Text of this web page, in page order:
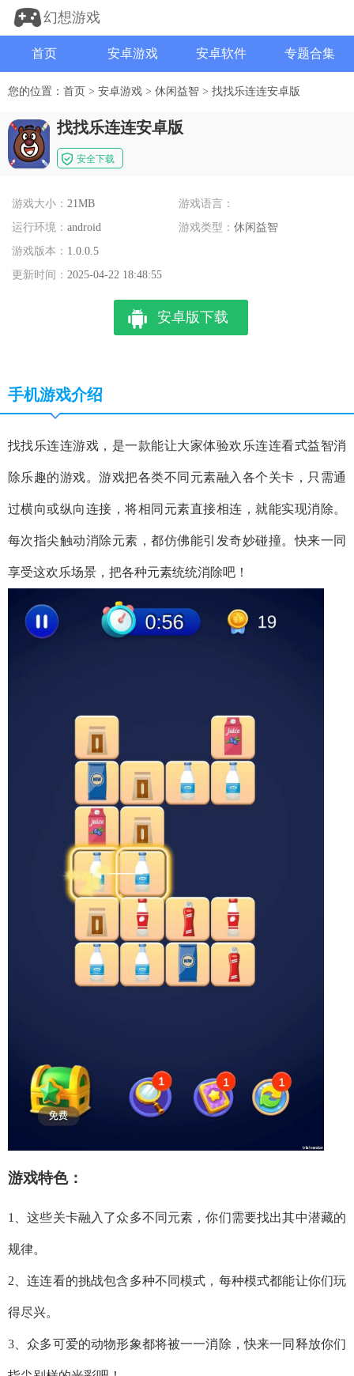
幻想游戏
首页 安卓游戏 安卓软件 专题合集
您的位置： 首页 > 安卓游戏 > 休闲益智 > 找找乐连连安卓版
找找乐连连安卓版
安全下载
游戏大小： 21MB
游戏语言：
运行环境： android 游戏类型：休闲益智
游戏版本： 1.0.0.5
更新时间： 2025-04-22 18:48:55
安卓版下载
手机游戏介绍
找找乐连连游戏，是一款能让大家体验欢乐连连看式益智消
除乐趣的游戏。游戏把各类不同元素融入各个关卡，只需通
过横向或纵向连接，将相同元素直接相连，就能实现消除。
每次指尖触动消除元素，都仿佛能引发奇妙碰撞。快来一同
享受这欢乐场景，把各种元素统统消除吧！
游戏特色：
1、这些关卡融入了众多不同元素，你们需要找出其中潜藏的
规律。
2、连连看的挑战包含多种不同模式，每种模式都能让你们玩
得尽兴。
3、众多可爱的动物形象都将被一一消除，快来一同释放你们